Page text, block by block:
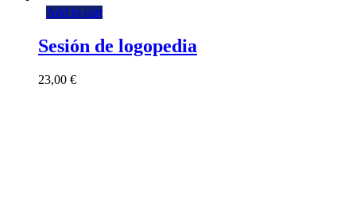
Add to cart
Sesión de logopedia
23,00 €